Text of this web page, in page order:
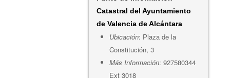
Catastral del Ayuntamiento
de Valencia de Alcántara
Ubicación: Plaza de la
Constitución, 3
Más Información: 927580344
Ext 3018